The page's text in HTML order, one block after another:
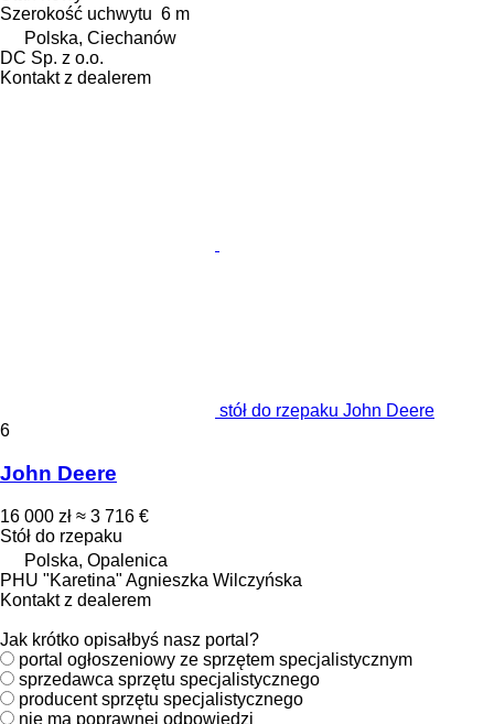
Szerokość uchwytu 6 m
Polska, Ciechanów
DC Sp. z o.o.
Kontakt z dealerem
stół do rzepaku John Deere
6
John Deere
16 000 zł ≈ 3 716 €
Stół do rzepaku
Polska, Opalenica
PHU "Karetina" Agnieszka Wilczyńska
Kontakt z dealerem
Jak krótko opisałbyś nasz portal?
portal ogłoszeniowy ze sprzętem specjalistycznym
sprzedawca sprzętu specjalistycznego
producent sprzętu specjalistycznego
nie ma poprawnej odpowiedzi